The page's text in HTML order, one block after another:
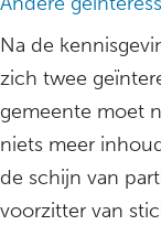
Na de
zich twee
gemeente moet
niets meer
de schijn van
voorzitter van